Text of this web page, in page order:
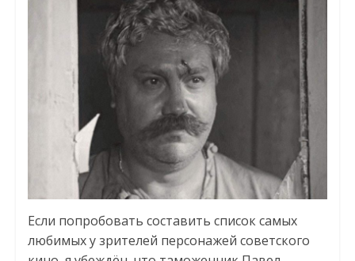
Если попробовать составить список самых
любимых у зрителей персонажей советского